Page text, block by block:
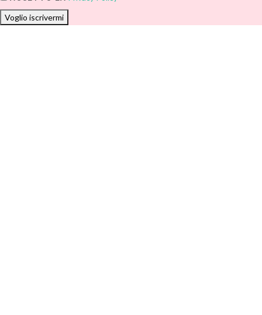
Voglio iscrivermi